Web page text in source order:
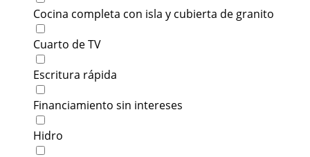
Cocina completa con isla y cubierta de granito
Cuarto de TV
Escritura rápida
Financiamiento sin intereses
Hidro